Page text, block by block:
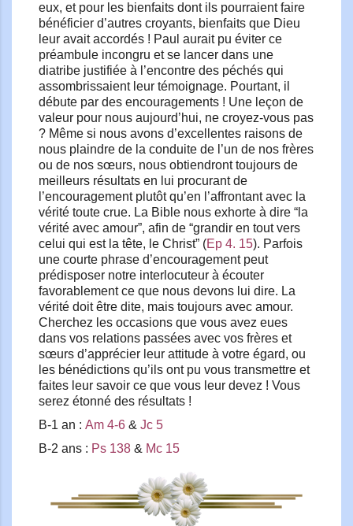
eux, et pour les bienfaits dont ils pourraient faire
bénéficier d’autres croyants, bienfaits que Dieu
leur avait accordés ! Paul aurait pu éviter ce
préambule incongru et se lancer dans une
diatribe justifiée à l’encontre des péchés qui
assombrissaient leur témoignage. Pourtant, il
débute par des encouragements ! Une leçon de
valeur pour nous aujourd’hui, ne croyez-vous pas
? Même si nous avons d’excellentes raisons de
nous plaindre de la conduite de l’un de nos frères
ou de nos sœurs, nous obtiendront toujours de
meilleurs résultats en lui procurant de
l’encouragement plutôt qu’en l’affrontant avec la
vérité toute crue. La Bible nous exhorte à dire “la
vérité avec amour”, afin de “grandir en tout vers
celui qui est la tête, le Christ” (Ep 4. 15). Parfois
une courte phrase d’encouragement peut
prédisposer notre interlocuteur à écouter
favorablement ce que nous devons lui dire. La
vérité doit être dite, mais toujours avec amour.
Cherchez les occasions que vous avez eues
dans vos relations passées avec vos frères et
sœurs d’apprécier leur attitude à votre égard, ou
les bénédictions qu’ils ont pu vous transmettre et
faites leur savoir ce que vous leur devez ! Vous
serez étonné des résultats !
B-1 an : Am 4-6 & Jc 5
B-2 ans : Ps 138 & Mc 15